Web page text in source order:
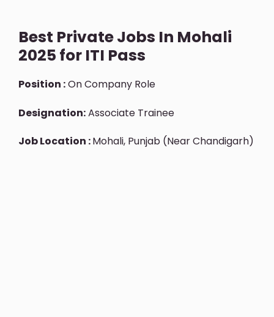
Best Private Jobs In Mohali
2025 for ITI Pass
Position :On Company Role
Designation:Associate Trainee
Job Location :Mohali, Punjab (near Chandigarh)